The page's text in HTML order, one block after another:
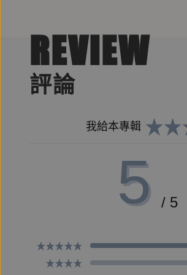
食多也就見多，自然有許多精
鄉土，有時趣味得宛如一道創
【名家推薦】
馬世芳（廣播人、作家）、焦
經得起常吃的，才是深長好味
【作者簡介】
REVIEW
評論
我給本專輯
5 / 5